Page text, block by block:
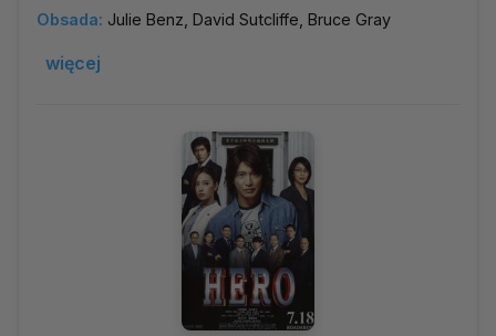
Obsada: Julie Benz, David Sutcliffe, Bruce Gray
więcej